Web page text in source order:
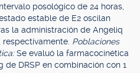
posológico de 24 horas,
estable de E2 oscilan
la administración de Angeliq
Poblaciones
Se evaluó la farmacocinética
DRSP en combinación con 1